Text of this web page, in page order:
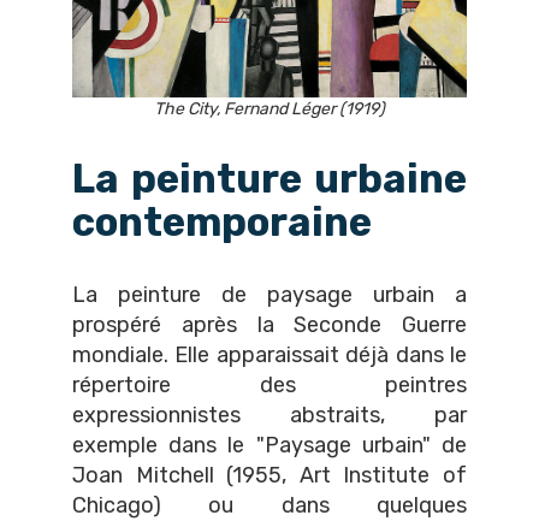
The City, Fernand Léger (1919)
La peinture urbaine
contemporaine
La peinture de paysage urbain a
prospéré après la Seconde Guerre
mondiale. Elle apparaissait déjà dans le
répertoire des peintres
expressionnistes abstraits, par
exemple dans le "Paysage urbain" de
Joan Mitchell (1955, Art Institute of
Chicago) ou dans quelques